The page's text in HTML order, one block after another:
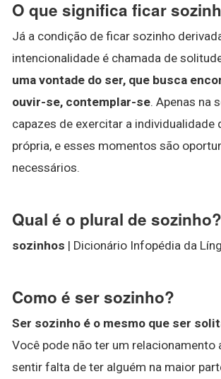
O que significa ficar
Já a condição de ficar sozinho
intencionalidade é chamada de
uma vontade do ser, que busca
ouvir-se, contemplar-se. Apenas na
capazes de exercitar a individualidade
própria, e esses momentos são
necessários.
Qual é o plural de sozinho?
sozinhos | Dicionário Infopédia da
Como é ser sozinho?
Ser sozinho é o mesmo que ser
Você pode não ter um relacionamento
sentir falta de ter alguém na maior